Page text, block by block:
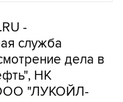
-
служба
дела в
НК
"ЛУКОЙЛ-